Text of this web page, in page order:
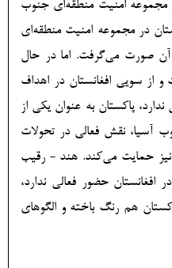
مجموعه امنیت منطقه‌ای جنوب
در مجموعه امنیت منطقه‌ای
آن صورت می‌گرفت. اما در حال
و از سویی افغانستان در اهداف
پاکستان به عنوان یکی از
آسیا، نقش فعالی در تحولات
نیز حمایت می‌کند. هند - رقیب
افغانستان حضور فعالی ندارد،
هم رنگ باخته و الگوهای